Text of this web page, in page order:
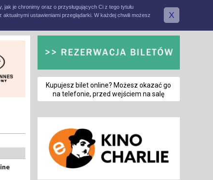
jak je chronimy oraz o przysługujących Ci z tego tytułu
ustawieniami przeglądarki. W każdej chwili możesz
X
Kupujesz bilet online? Możesz okazać go
na telefonie, przed wejściem na salę